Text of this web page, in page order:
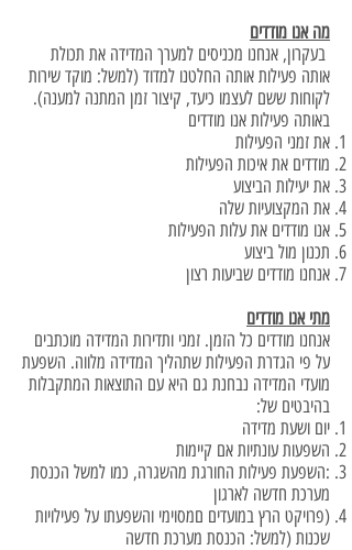
מה אנו מודדים
בעקרון, אנחנו מכניסים למערך המדידה את תכולת
אותה פעילות אותה החלטנו למדוד (למשל: מוקד שירות
לקוחות ששם לעצמו כיעד, קיצור זמן המתנה למענה).
באותה פעילות אנו מודדים
את זמני הפעילות
מודדים את איכות הפעילות
את יעילות הביצוע
את המקצועיות שלה
אנו מודדים את עלות הפעילות
תכנון מול ביצוע
אנחנו מודדים שביעות רצון
מתי אנו מודדים
אנחנו מודדים כל הזמן. זמני ותדירות המדידה מוכתבים
על פי הגדרת הפעילות שתהליך המדידה מלווה. השפעת
מועדי המדידה נבחנת גם היא עם התוצאות המתקבלות
בהיבטים של:
יום ושעת מדידה
השפעות עונתיות אם קיימות
:השפעת פעילות החורגת מהשגרה, כמו למשל הכנסת
מערכת חדשה לארגון
(פרויקט הרץ במועדים םמסוימי והשפעתו על פעילויות
שכנות (למשל: הכנסת מערכת חדשה